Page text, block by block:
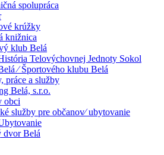
spolupráca
krúžky
knižnica
klub Belá
Telovýchovnej Jednoty Sokol
⁄ Športového klubu Belá
práce a služby
Belá, s.r.o.
obci
služby pre občanov⁄ ubytovanie
dvor Belá